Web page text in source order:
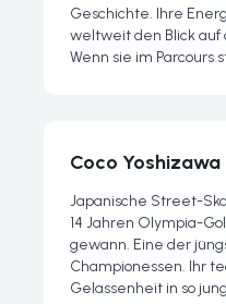
Geschichte. Ihre
weltweit den Blick auf
Wenn sie im Parcours
Coco Yoshizawa
Japanische Street-
14 Jahren Olympia-
gewann. Eine der
Championessen. Ihr
Gelassenheit in so